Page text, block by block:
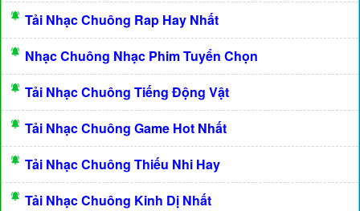
Tải Nhạc Chuông Rap Hay Nhất
Nhạc Chuông Nhạc Phim Tuyển Chọn
Tải Nhạc Chuông Tiếng Động Vật
Tải Nhạc Chuông Game Hot Nhất
Tải Nhạc Chuông Thiếu Nhi Hay
Tải Nhạc Chuông Kinh Dị Nhất